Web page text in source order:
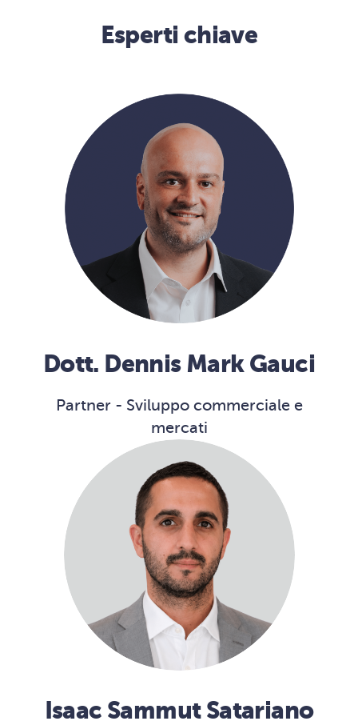
Esperti chiave
Dott. Dennis Mark Gauci
Partner - Sviluppo commerciale e
mercati
Isaac Sammut Satariano